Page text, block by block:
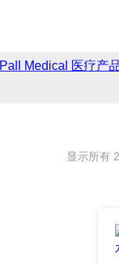
Pall Medical 医疗产
显示所有